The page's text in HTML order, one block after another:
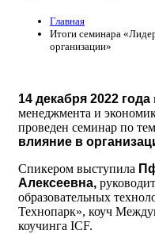
Главная
Итоги семинара
организации»
14 декабря 2022 года
менеджмента и
проведен семинар по
влияние в
Спикером выступила
Алексеевна,
образовательных
Технопарк», коуч
коучинга ICF.